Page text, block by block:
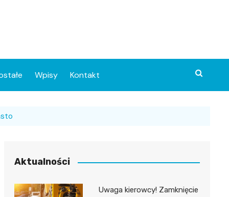
Wpisy Kontakt
Aktualności
Uwaga kierowcy! Zamknięcie